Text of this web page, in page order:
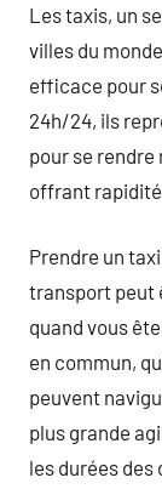
Les taxis, un
villes du
efficace pour
24h/24, ils
pour se rendre
offrant
Prendre un
transport peut
quand vous
en commun,
peuvent
plus grande
les durées